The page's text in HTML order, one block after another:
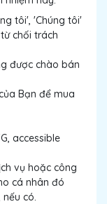
tôi', 'Chúng tôi'
chối trách
được chào bán
Bạn để mua
accessible
vụ hoặc công
cá nhân đó
có.